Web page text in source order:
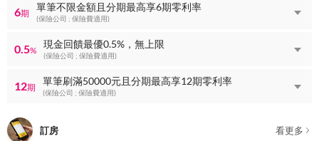
6期
單筆不限金額且分期最高享6期零利率
(保險公司 ; 保險費適用)
0.5%
現金回饋最優0.5%，無上限
(保險公司 ; 保險費適用)
12期
單筆刷滿50000元且分期最高享12期零利率
(保險公司 ; 保險費適用)
訂房 看更多